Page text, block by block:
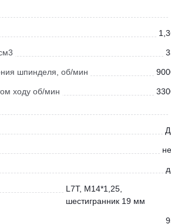
шпинделя, об/мин
ходу об/мин
L7T, M14*1,25,
шестигранник 19 мм